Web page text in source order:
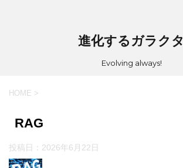
進化するガラクタ
Evolving always!
HOME >
RAG
投稿日： 2026年6月22日